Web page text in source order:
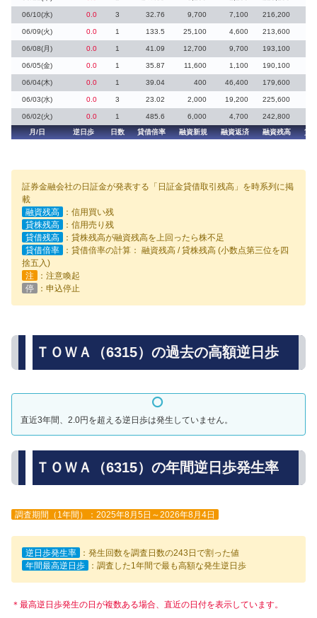
06/10(水) 0.0 3 32.76 9,700 7,100 216,200
06/09(火) 0.0 1 133.5 25,100 4,600 213,600
06/08(月) 0.0 1 41.09 12,700 9,700 193,100
06/05(金) 0.0 1 35.87 11,600 1,100 190,100
06/04(木) 0.0 1 39.04 400 46,400 179,600
06/03(水) 0.0 3 23.02 2,000 19,200 225,600
06/02(火) 0.0 1 485.6 6,000 4,700
242,800
月/日
逆日歩 日数 貸借倍率 融資新規 融資返済 融資残高 貸
証券金融会社の日証金が発表する「日証金貸借取引残高」を時系列に掲
載
融資残高
：信用買い残
貸株残高
：信用売り残
貸借残高
：貸株残高が融資残高を上回ったら株不足
貸借倍率
：貸借倍率の計算： 融資残高 / 貸株残高 (小数点第三位を四
捨五入)
注
：注意喚起
停
：申込停止
ＴＯＷＡ（6315）の過去の高額逆日歩
直近3年間、2.0円を超える逆日歩は発生していません。
ＴＯＷＡ（6315）の年間逆日歩発生率
調査期間（1年間）：2025年8月5日～2026年8月4日
逆日歩発生率
：発生回数を調査日数の243日で割った値
年間最高逆日歩
：調査した1年間で最も高額な発生逆日歩
＊最高逆日歩発生の日が複数ある場合、直近の日付を表示しています。